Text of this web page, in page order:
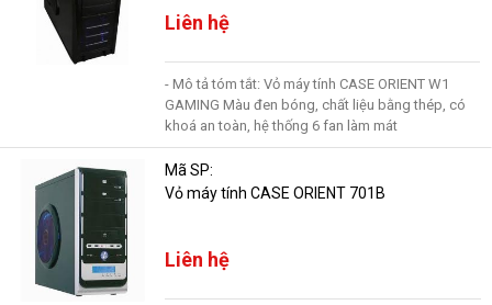
Liên hệ
- Mô tả tóm tắt: Vỏ máy tính CASE ORIENT W1
GAMING Màu đen bóng, chất liệu bằng thép, có
khoá an toàn, hệ thống 6 fan làm mát
Mã SP:
Vỏ máy tính CASE ORIENT 701B
Liên hệ